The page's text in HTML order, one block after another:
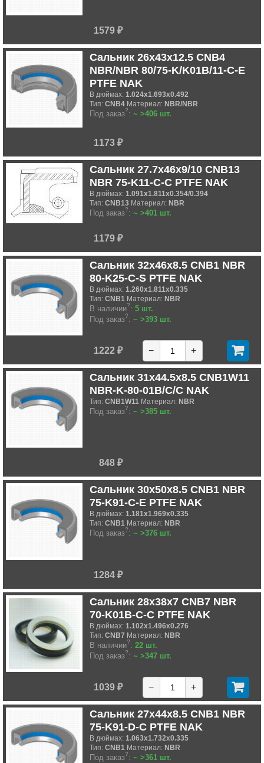
1579 ₽
Сальник 26x43x12.5 CNB4
NBR/NBR 80/75-K/K01B/11-C-E
PTFE NAK
В дюймах: 1.024x1.693x0.492
Тип: CNB4 Материал: NBR/NBR
Под заказ?: ~ >406 шт.
1173 ₽
Сальник 27.7x46x9/10 CNB13
NBR 75-K11-C-C PTFE NAK
В дюймах: 1.091x1.811x0.354/0.394
Тип: CNB13 Материал: NBR
Под заказ?: ~ >401 шт.
1179 ₽
Сальник 32x46x8.5 CNB1 NBR
80-K25-C-S PTFE NAK
В дюймах: 1.260x1.811x0.335
Тип: CNB1 Материал: NBR
В наличии?: 5 шт.
Под заказ?: ~ >393 шт.
1222 ₽ − +
Сальник 31x44.5x8.5 CNB1W11
NBR-K-80-01B/C/C NAK
Тип: CNB1W11 Материал: NBR
Под заказ?: ~ >385 шт.
848 ₽
Сальник 30x50x8.5 CNB1 NBR
75-K91-C-E PTFE NAK
В дюймах: 1.181x1.969x0.335
Тип: CNB1 Материал: NBR
Под заказ?: ~ >376 шт.
1284 ₽
Сальник 28x38x7 CNB7 NBR
70-K01B-C-C PTFE NAK
В дюймах: 1.102x1.496x0.276
Тип: CNB7 Материал: NBR
В наличии?: 22 шт.
Под заказ?: ~ >347 шт.
1039 ₽ − +
Сальник 27x44x8.5 CNB1 NBR
75-K91-D-C PTFE NAK
В дюймах: 1.063x1.732x0.335
Тип: CNB1 Материал: NBR
Под заказ?: ~ >361 шт.